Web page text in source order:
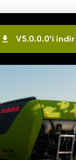
V5.0.0.0'i indir